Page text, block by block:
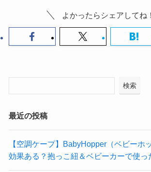
よかったらシェアしてね！
検索
最近の投稿
【空調ケープ】BabyHopper（ベビーホ
効果ある？抱っこ紐＆ベビーカーで使っ